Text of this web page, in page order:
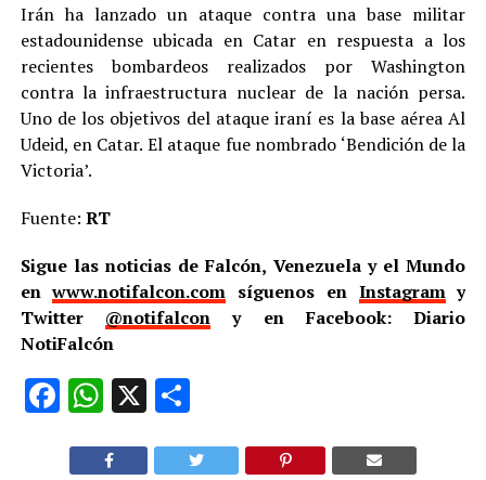
Irán ha lanzado un ataque contra una base militar
estadounidense ubicada en Catar en respuesta a los
recientes bombardeos realizados por Washington
contra la infraestructura nuclear de la nación persa.
Uno de los objetivos del ataque iraní es la base aérea Al
Udeid, en Catar. El ataque fue nombrado ‘Bendición de la
Victoria’.
Fuente: RT
Sigue las noticias de Falcón, Venezuela y el Mundo
enwww.notifalcon.com síguenos en Instagramy
Twitter @notifalcon y en Facebook: Diario
NotiFalcón
Facebook
WhatsApp
X Compartir